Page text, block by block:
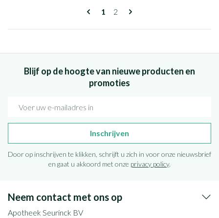
Pagina's
U lees momenteel pagina
1 Pagina
2
Blijf op de hoogte van nieuwe producten en
promoties
Inschrijven
Door op inschrijven te klikken, schrijft u zich in voor onze nieuwsbrief
en gaat u akkoord met onze privacy policy.
Neem contact met ons op
Apotheek Seurinck BV